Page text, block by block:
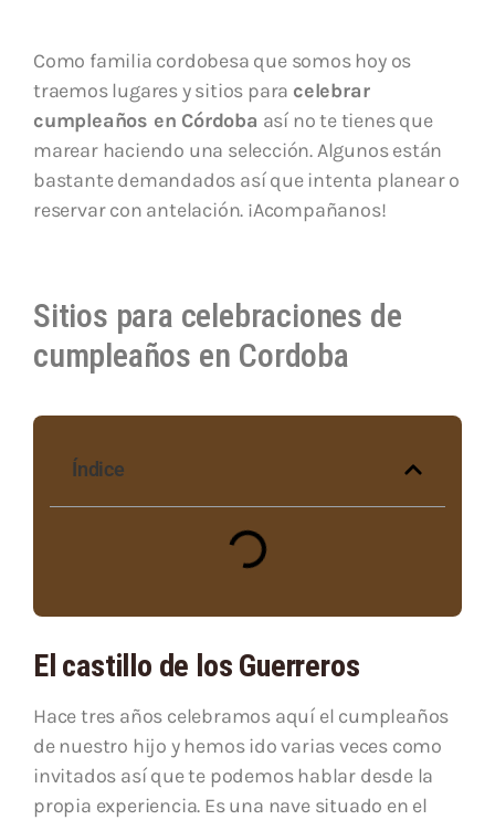
Como familia cordobesa que somos hoy os
traemos lugares y sitios para celebrar
cumpleaños en Córdoba así no te tienes que
marear haciendo una selección. Algunos están
bastante demandados así que intenta planear o
reservar con antelación. ¡Acompañanos!
Sitios para celebraciones de
cumpleaños en Cordoba
Índice
El castillo de los Guerreros
Hace tres años celebramos aquí el cumpleaños
de nuestro hijo y hemos ido varias veces como
invitados así que te podemos hablar desde la
propia experiencia. Es una nave situado en el